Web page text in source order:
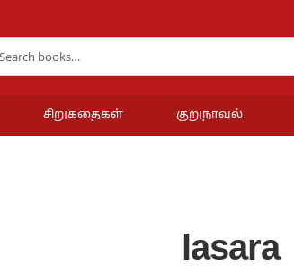
சிறுகதைகள் குறுநாவல்
lasara